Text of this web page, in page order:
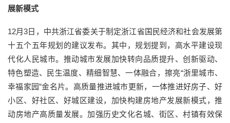
展新模式
12月3日，中共浙江省委关于制定浙江省国民经济和社会发展第
十五个五年规划的建议发布。其中，规划提到，高水平建设现
代化人民城市。推动城市发展加快转向品质提升、创新驱动、
特色塑造、民生温度、精细智慧、一体融合，擦亮“浙里城市、
幸福家园”金名片。高质量推进城市更新，一体推进好房子、好
小区、好社区、好城区建设，加快构建房地产发展新模式，推
动房地产高质量发展。加强历史文化名城、街区、村镇有效保